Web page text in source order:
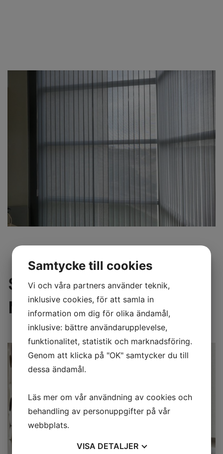
SOLSKYDD FÖR OFFENTLIG
MILJÖ
Samtycke till cookies
Vi och våra partners använder teknik,
inklusive cookies, för att samla in
information om dig för olika ändamål,
inklusive: bättre användarupplevelse,
funktionalitet, statistik och marknadsföring.
Genom att klicka på "OK" samtycker du till
dessa ändamål.
Läs mer om vår användning av cookies och
behandling av personuppgifter på vår
webbplats.
VISA DETALJER